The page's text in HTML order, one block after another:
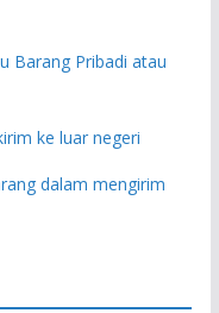
Barang Pribadi atau
ke luar negeri
dalam mengirim